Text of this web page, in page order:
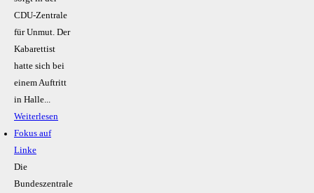
CDU-Zentrale
für Unmut. Der
Kabarettist
hatte sich bei
einem Auftritt
in Halle...
Weiterlesen
Fokus auf
Linke
Die
Bundeszentrale